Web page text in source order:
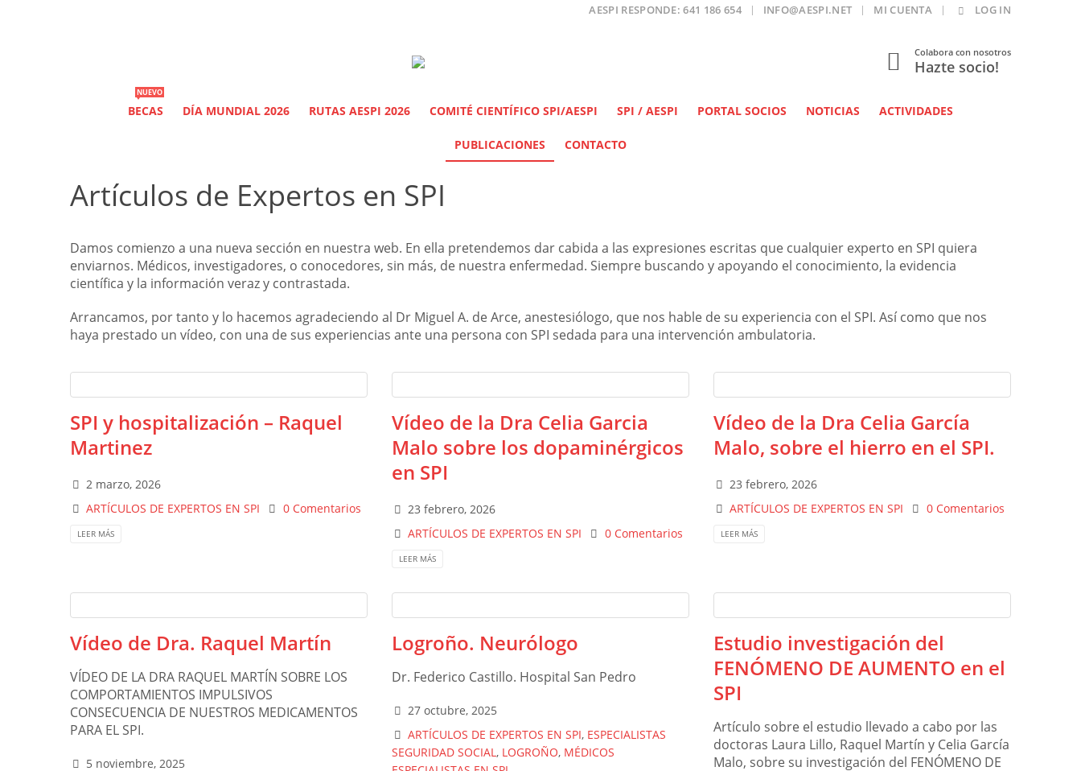
AESPI RESPONDE: 641 186 654 INFO@AESPI.NET MI CUENTA LOG IN
Colabora con nosotros
Hazte socio!
BECAS
NUEVO
DÍA MUNDIAL 2026 RUTAS AESPI 2026 COMITÉ CIENTÍFICO SPI/AESPI SPI / AESPI PORTAL SOCIOS NOTICIAS ACTIVIDADES
PUBLICACIONES CONTACTO
Artículos de Expertos en SPI
Damos comienzo a una nueva sección en nuestra web. En ella pretendemos dar cabida a las expresiones escritas que cualquier experto en SPI quiera
enviarnos. Médicos, investigadores, o conocedores, sin más, de nuestra enfermedad. Siempre buscando y apoyando el conocimiento, la evidencia
científica y la información veraz y contrastada.
Arrancamos, por tanto y lo hacemos agradeciendo al Dr Miguel A. de Arce, anestesiólogo, que nos hable de su experiencia con el SPI. Así como que nos
haya prestado un vídeo, con una de sus experiencias ante una persona con SPI sedada para una intervención ambulatoria.
SPI y hospitalización – Raquel
Martinez
2 marzo, 2026
ARTÍCULOS DE EXPERTOS EN SPI
0 Comentarios
LEER MÁS
Vídeo de la Dra Celia Garcia
Malo sobre los dopaminérgicos
en SPI
23 febrero, 2026
ARTÍCULOS DE EXPERTOS EN SPI
0 Comentarios
LEER MÁS
Vídeo de la Dra Celia García
Malo, sobre el hierro en el SPI.
23 febrero, 2026
ARTÍCULOS DE EXPERTOS EN SPI
0 Comentarios
LEER MÁS
Vídeo de Dra. Raquel Martín
VÍDEO DE LA DRA RAQUEL MARTÍN SOBRE LOS
COMPORTAMIENTOS IMPULSIVOS
CONSECUENCIA DE NUESTROS MEDICAMENTOS
PARA EL SPI.
5 noviembre, 2025
Logroño. Neurólogo
Dr. Federico Castillo. Hospital San Pedro
27 octubre, 2025
ARTÍCULOS DE EXPERTOS EN SPI, ESPECIALISTAS
SEGURIDAD SOCIAL, LOGROÑO, MÉDICOS
Estudio investigación del
FENÓMENO DE AUMENTO en el
SPI
Artículo sobre el estudio llevado a cabo por las
doctoras Laura Lillo, Raquel Martín y Celia García
Malo, sobre su investigación del FENÓMENO DE